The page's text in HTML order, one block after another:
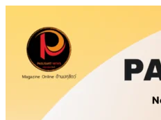
content